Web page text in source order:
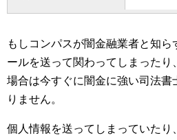
もしコンパスが闇金融業者と知ら
ールを送って関わってしまったり
場合は今すぐに闇金に強い司法書
りません。
個人情報を送ってしまっていたり